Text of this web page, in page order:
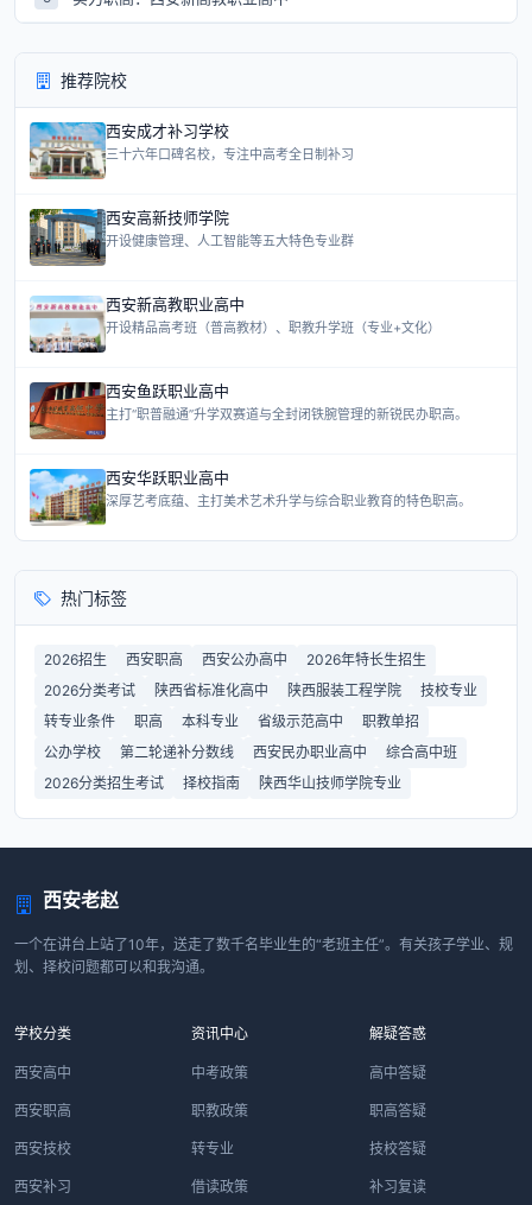
推荐院校
西安成才补习学校
三十六年口碑名校，专注中高考全日制补习
西安高新技师学院
开设健康管理、人工智能等五大特色专业群
西安新高教职业高中
开设精品高考班（普高教材）、职教升学班（专业+文化）
西安鱼跃职业高中
主打“职普融通”升学双赛道与全封闭铁腕管理的新锐民办职高。
西安华跃职业高中
深厚艺考底蕴、主打美术艺术升学与综合职业教育的特色职高。
热门标签
2026招生 西安职高 西安公办高中
2026年特长生招生
2026分类考试
陕西省标准化高中 陕西服装工程学院
技校专业
转专业条件
职高 本科专业 省级示范高中
职教单招
公办学校
第二轮递补分数线 西安民办职业高中
综合高中班
2026分类招生考试
择校指南 陕西华山技师学院专业
西安老赵
一个在讲台上站了10年，送走了数千名毕业生的“老班主任”。有关孩子学业、规
划、择校问题都可以和我沟通。
学校分类
西安高中
西安职高
西安技校
西安补习
资讯中心
中考政策
职教政策
转专业
借读政策
解疑答惑
高中答疑
职高答疑
技校答疑
补习复读